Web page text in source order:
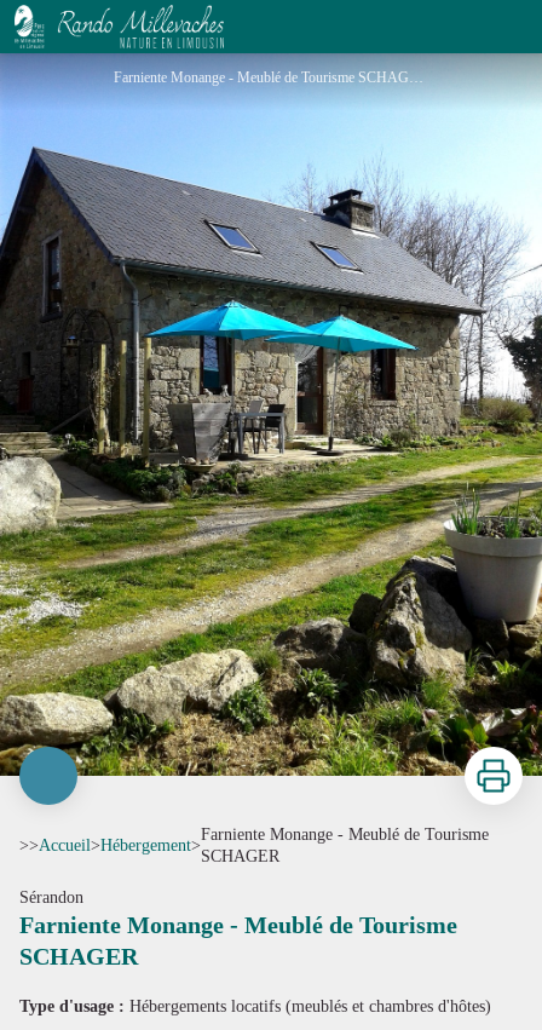
Farniente Monange - Meublé de Tourisme SCHAGER
Farniente Monange - Meublé de Tourisme SCHAGER_1 - I. SCHAGER
Imprimer
>>Accueil>Hébergement>
Farniente Monange - Meublé de Tourisme
SCHAGER
Sérandon
Farniente Monange - Meublé de Tourisme
SCHAGER
Type d'usage : Hébergements locatifs (meublés et chambres d'hôtes)